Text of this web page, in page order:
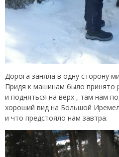
Дорога заняла в одну сторону
Придя к машинам было принято
и подняться на верх , там нам
хороший вид на Большой
и что предстояло нам завтра.